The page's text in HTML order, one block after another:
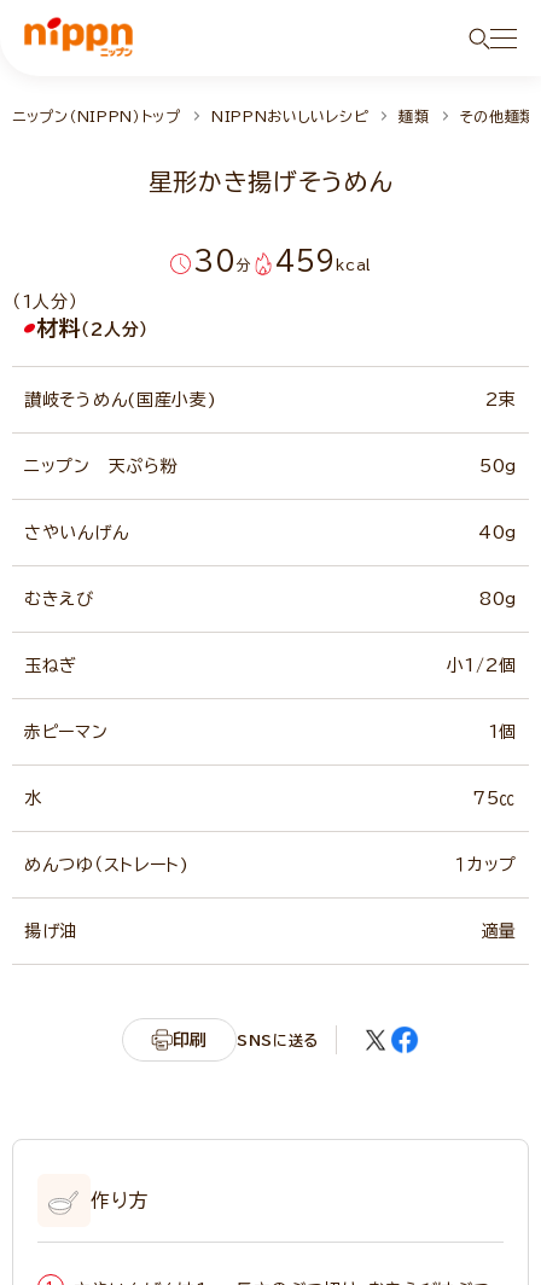
ニップン（NIPPN）トップ NIPPNおいしいレシピ 麺類 その他麺類
星形かき揚げそうめん
30 分 459kcal
（1人分）
材料（2人分）
讃岐そうめん(国産小麦) 2束
ニップン 天ぷら粉 50g
さやいんげん 40g
むきえび 80g
玉ねぎ 小1/2個
赤ピーマン 1個
水 75㏄
めんつゆ（ストレート) １カップ
揚げ油 適量
印刷 SNSに送る
作り方